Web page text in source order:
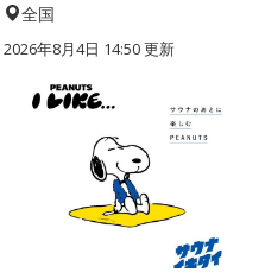
全国
2026年8月4日 14:50更新